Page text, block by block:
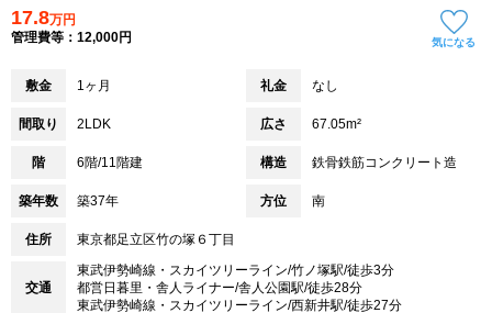
17.8万円
管理費等：12,000円
気になる
敷金 1ヶ月 礼金 なし
間取り 2LDK 広さ 67.05m²
階 6階/11階建 構造 鉄骨鉄筋コンクリート造
築年数 築37年 方位 南
住所 東京都足立区竹の塚６丁目
交通
東武伊勢崎線・スカイツリーライン/竹ノ塚駅/徒歩3分
都営日暮里・舎人ライナー/舎人公園駅/徒歩28分
東武伊勢崎線・スカイツリーライン/西新井駅/徒歩27分